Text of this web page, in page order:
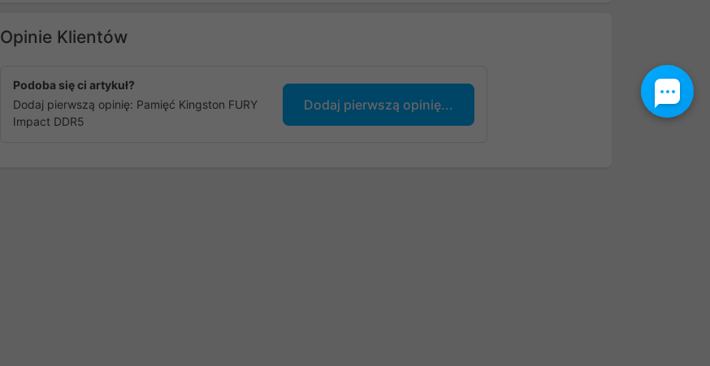
Opinie Klientów
Podoba się ci artykuł?
Dodaj pierwszą opinię: Pamięć Kingston FURY
Impact DDR5
Dodaj pierwszą opinię...